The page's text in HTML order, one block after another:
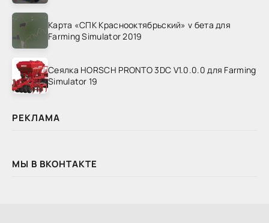
Карта «СПК Краснооктябрьский» v бета для
Farming Simulator 2019
Сеялка HORSCH PRONTO 3DC V1.0.0.0 для Farming
Simulator 19
РЕКЛАМА
МЫ В ВКОНТАКТЕ